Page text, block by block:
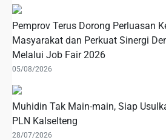
Pemprov Terus Dorong Perluasan
Masyarakat dan Perkuat Sinergi
Melalui Job Fair 2026
05/08/2026
Muhidin Tak Main-main, Siap
PLN Kalselteng
28/07/2026